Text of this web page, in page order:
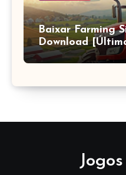
Baixar Farming
Download